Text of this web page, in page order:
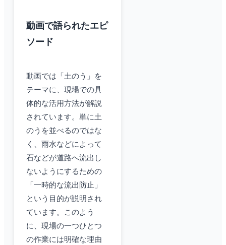
動画で語られたエピ
ソード
動画では「土のう」を
テーマに、現場での具
体的な活用方法が解説
されています。単に土
のうを並べるのではな
く、雨水などによって
石などが道路へ流出し
ないようにするための
「一時的な流出防止」
という目的が説明され
ています。このよう
に、現場の一つひとつ
の作業には明確な理由